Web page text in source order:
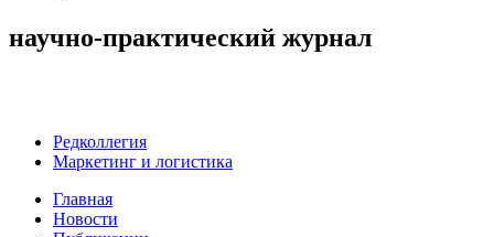
научно-практический журнал
Редколлегия
Маркетинг и логистика
Главная
Новости